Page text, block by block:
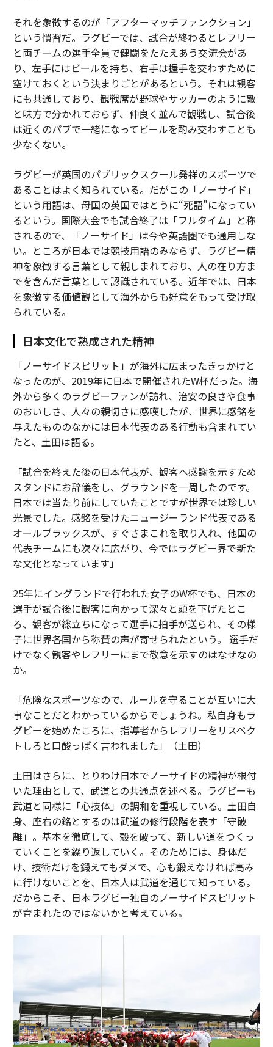
それを象徴するのが「アフターマッチファンクション」
という慣習だ。ラグビーでは、試合が終わるとレフリー
と両チームの選手全員で健闘をたたえあう交流会があ
り、左手にはビールを持ち、右手は握手を交わすために
空けておくという決まりごとがあるという。それは観客
にも共通しており、観戦席が野球やサッカーのように敵
と味方で分かれておらず、仲良く並んで観戦し、試合後
は近くのパブで一緒になってビールを酌み交わすことも
少なくない。
ラグビーが英国のパブリックスクール発祥のスポーツで
あることはよく知られている。だがこの「ノーサイド」
という用語は、母国の英国ではとうに“死語”になってい
るという。国際大会でも試合終了は「フルタイム」と称
されるので、「ノーサイド」は今や英語圏でも通用しな
い。ところが日本では競技用語のみならず、ラグビー精
神を象徴する言葉として親しまれており、人の在り方ま
でを含んだ言葉として認識されている。近年では、日本
を象徴する価値観として海外からも好意をもって受け取
られている。
日本文化で熟成された精神
「ノーサイドスピリット」が海外に広まったきっかけと
なったのが、2019年に日本で開催されたW杯だった。海
外から多くのラグビーファンが訪れ、治安の良さや食事
のおいしさ、人々の親切さに感嘆したが、世界に感銘を
与えたもののなかには日本代表のある行動も含まれてい
たと、土田は語る。
「試合を終えた後の日本代表が、観客へ感謝を示すため
スタンドにお辞儀をし、グラウンドを一周したのです。
日本では当たり前にしていたことですが世界では珍しい
光景でした。感銘を受けたニュージーランド代表である
オールブラックスが、すぐさまこれを取り入れ、他国の
代表チームにも次々に広がり、今ではラグビー界で新た
な文化となっています」
25年にイングランドで行われた女子のW杯でも、日本の
選手が試合後に観客に向かって深々と頭を下げたとこ
ろ、観客が総立ちになって選手に拍手が送られ、その様
子に世界各国から称賛の声が寄せられたという。 選手だ
けでなく観客やレフリーにまで敬意を示すのはなぜなの
か。
「危険なスポーツなので、ルールを守ることが互いに大
事なことだとわかっているからでしょうね。私自身もラ
グビーを始めたころに、指導者からレフリーをリスペク
トしろと口酸っぱく言われました」（土田）
土田はさらに、とりわけ日本でノーサイドの精神が根付
いた理由として、武道との共通点を述べる。ラグビーも
武道と同様に「心技体」の調和を重視している。土田自
身、座右の銘とするのは武道の修行段階を表す「守破
離」。基本を徹底して、殻を破って、新しい道をつくっ
ていくことを繰り返していく。そのためには、身体だ
け、技術だけを鍛えてもダメで、心も鍛えなければ高み
に行けないことを、日本人は武道を通じて知っている。
だからこそ、日本ラグビー独自のノーサイドスピリット
が育まれたのではないかと考えている。